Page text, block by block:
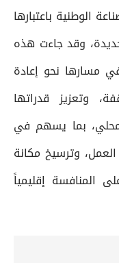
الوطنية باعتبارها
وقد جاءت هذه
مسارها نحو إعادة
وتعزيز قدراتها
بما يسهم في
وترسيخ مكانة
المنافسة إقليمياً